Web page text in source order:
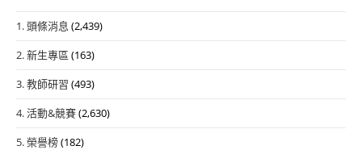
1. 頭條消息 (2,439)
2. 新生專區 (163)
3. 教師研習 (493)
4. 活動&競賽(2,630)
5. 榮譽榜(182)